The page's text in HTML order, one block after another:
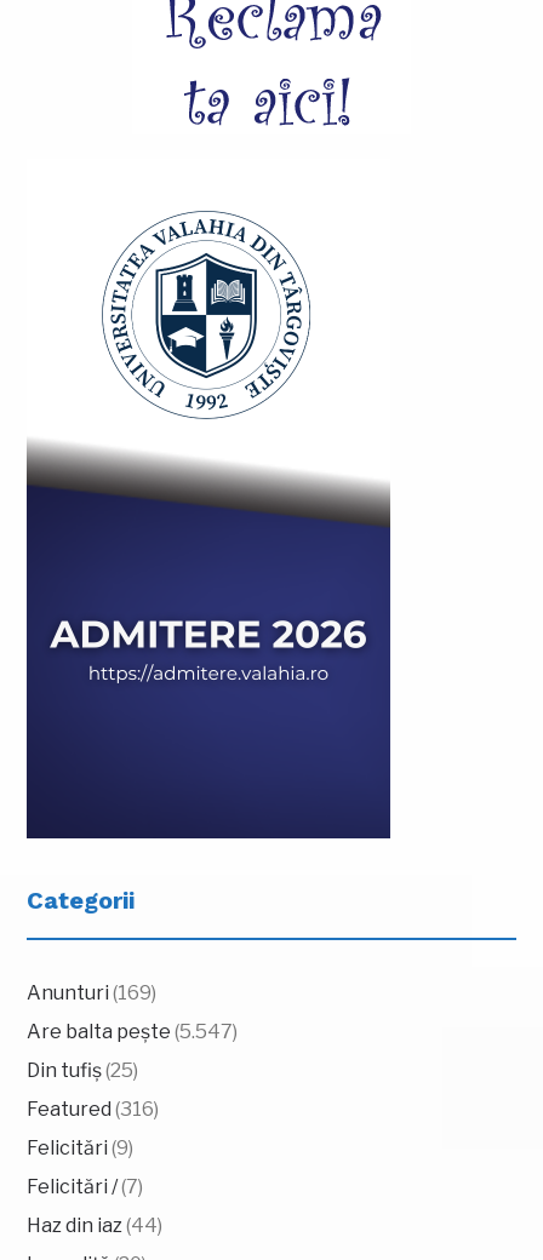
Categorii
Anunturi (169)
Are balta pește (5.547)
Din tufiș(25)
Featured (316)
Felicitări (9)
Felicitări /(7)
Haz din iaz(44)